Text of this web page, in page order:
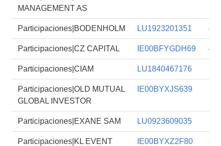
MANAGEMENT AS
Participaciones|BODENHOLM LU1923201351
Participaciones|CZ CAPITAL IE00BFYGDH69
Participaciones|CIAM LU1840467176
Participaciones|OLD MUTUAL
GLOBAL INVESTOR
IE00BYXJS639
Participaciones|EXANE SAM LU0923609035
Participaciones|KL EVENT
IE00BYXZ2F80